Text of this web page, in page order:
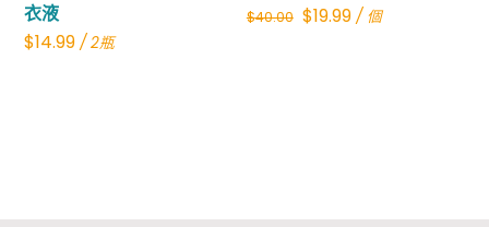
衣液
$14.99 / 2瓶
$40.00 Original
$19.99Current
/ 個